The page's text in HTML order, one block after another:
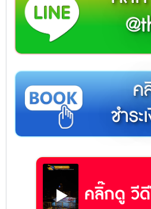
ค
ชำร
คลิ๊กดู วีดี